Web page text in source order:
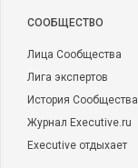
CООБЩЕСТВО
Лица Сообщества
Лига экспертов
История Сообщества
Журнал Executive.ru
Executive отдыхает